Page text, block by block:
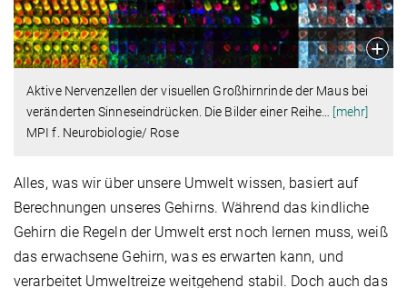
Aktive Nervenzellen der visuellen Großhirnrinde der Maus bei
veränderten Sinneseindrücken. Die Bilder einer Reihe… [mehr]
MPI f. Neurobiologie/ Rose
Alles, was wir über unsere Umwelt wissen, basiert auf
Berechnungen unseres Gehirns. Während das kindliche
Gehirn die Regeln der Umwelt erst noch lernen muss, weiß
das erwachsene Gehirn, was es erwarten kann, und
verarbeitet Umweltreize weitgehend stabil. Doch auch das